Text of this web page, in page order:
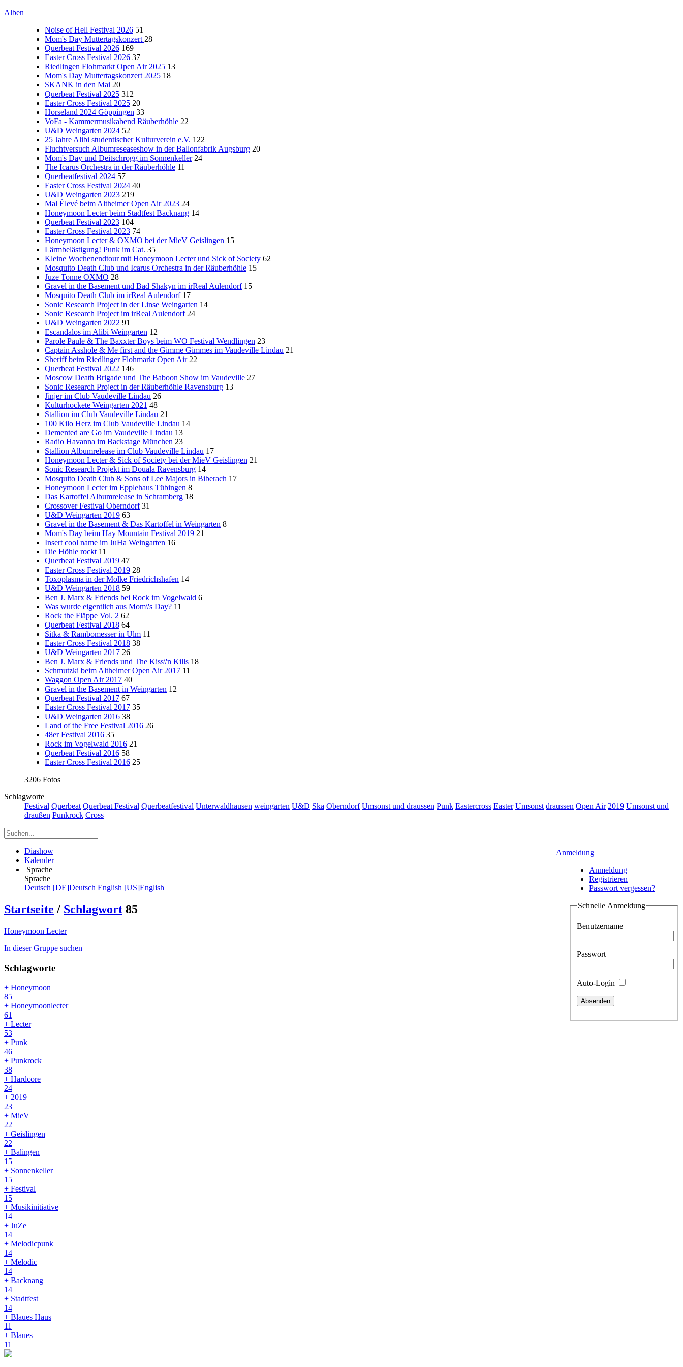
Alben
Noise of Hell Festival 2026 51
Mom's Day Muttertagskonzert 28
Querbeat Festival 2026 169
Easter Cross Festival 2026 37
Riedlingen Flohmarkt Open Air 2025 13
Mom's Day Muttertagskonzert 2025 18
SKANK in den Mai 20
Querbeat Festival 2025 312
Easter Cross Festival 2025 20
Horseland 2024 Göppingen 33
VoFa - Kammermusikabend Räuberhöhle 22
U&D Weingarten 2024 52
25 Jahre Alibi studentischer Kulturverein e.V. 122
Fluchtversuch Albumreseaseshow in der Ballonfabrik Augsburg 20
Mom's Day und Deitschrogg im Sonnenkeller 24
The Icarus Orchestra in der Räuberhöhle 11
Querbeatfestival 2024 57
Easter Cross Festival 2024 40
U&D Weingarten 2023 219
Mal Èlevé beim Altheimer Open Air 2023 24
Honeymoon Lecter beim Stadtfest Backnang 14
Querbeat Festival 2023 104
Easter Cross Festival 2023 74
Honeymoon Lecter & OXMO bei der MieV Geislingen 15
Lärmbelästigung! Punk im Cat. 35
Kleine Wochenendtour mit Honeymoon Lecter und Sick of Society 62
Mosquito Death Club und Icarus Orchestra in der Räuberhöhle 15
Juze Tonne OXMO 28
Gravel in the Basement und Bad Shakyn im irReal Aulendorf 15
Mosquito Death Club im irReal Aulendorf 17
Sonic Research Project in der Linse Weingarten 14
Sonic Research Project im irReal Aulendorf 24
U&D Weingarten 2022 91
Escandalos im Alibi Weingarten 12
Parole Paule & The Baxxter Boys beim WO Festival Wendlingen 23
Captain Asshole & Me first and the Gimme Gimmes im Vaudeville Lindau 21
Sheriff beim Riedlinger Flohmarkt Open Air 22
Querbeat Festival 2022 146
Moscow Death Brigade und The Baboon Show im Vaudeville 27
Sonic Research Project in der Räuberhöhle Ravensburg 13
Jinjer im Club Vaudeville Lindau 26
Kulturhockete Weingarten 2021 48
Stallion im Club Vaudeville Lindau 21
100 Kilo Herz im Club Vaudeville Lindau 14
Demented are Go im Vaudeville Lindau 13
Radio Havanna im Backstage München 23
Stallion Albumrelease im Club Vaudeville Lindau 17
Honeymoon Lecter & Sick of Society bei der MieV Geislingen 21
Sonic Research Projekt im Douala Ravensburg 14
Mosquito Death Club & Sons of Lee Majors in Biberach 17
Honeymoon Lecter im Epplehaus Tübingen 8
Das Kartoffel Albumrelease in Schramberg 18
Crossover Festival Oberndorf 31
U&D Weingarten 2019 63
Gravel in the Basement & Das Kartoffel in Weingarten 8
Mom's Day beim Hay Mountain Festival 2019 21
Insert cool name im JuHa Weingarten 16
Die Höhle rockt 11
Querbeat Festival 2019 47
Easter Cross Festival 2019 28
Toxoplasma in der Molke Friedrichshafen 14
U&D Weingarten 2018 59
Ben J. Marx & Friends bei Rock im Vogelwald 6
Was wurde eigentlich aus Mom\'s Day? 11
Rock the Fläppe Vol. 2 62
Querbeat Festival 2018 64
Sitka & Rambomesser in Ulm 11
Easter Cross Festival 2018 38
U&D Weingarten 2017 26
Ben J. Marx & Friends und The Kiss\'n Kills 18
Schmutzki beim Altheimer Open Air 2017 11
Waggon Open Air 2017 40
Gravel in the Basement in Weingarten 12
Querbeat Festival 2017 67
Easter Cross Festival 2017 35
U&D Weingarten 2016 38
Land of the Free Festival 2016 26
48er Festival 2016 35
Rock im Vogelwald 2016 21
Querbeat Festival 2016 58
Easter Cross Festival 2016 25
3206 Fotos
Schlagworte
Festival Querbeat Querbeat Festival Querbeatfestival Unterwaldhausen weingarten U&D Ska Oberndorf Umsonst und draussen Punk Eastercross Easter Umsonst draussen Open Air 2019 Umsonst und
draußen Punkrock Cross
Anmeldung
Anmeldung
Registrieren
Passwort vergessen?
Schnelle Anmeldung
Benutzername
Passwort
Auto-Login
Diashow
Kalender
Sprache
Sprache
Deutsch [DE]Deutsch English [US]English
Startseite / Schlagwort 85
Honeymoon Lecter
In dieser Gruppe suchen
Schlagworte
+ Honeymoon
85
+ Honeymoonlecter
61
+ Lecter
53
+ Punk
46
+ Punkrock
38
+ Hardcore
24
+ 2019
23
+ MieV
22
+ Geislingen
22
+ Balingen
15
+ Sonnenkeller
15
+ Festival
15
+ Musikinitiative
14
+ JuZe
14
+ Melodicpunk
14
+ Melodic
14
+ Backnang
14
+ Stadtfest
14
+ Blaues Haus
11
+ Blaues
11